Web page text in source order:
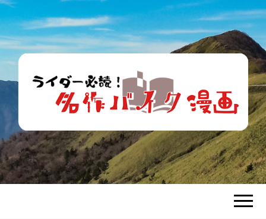
ライダー必
読！名作バイ
バイク漫画で青春時代を懐かしむ。